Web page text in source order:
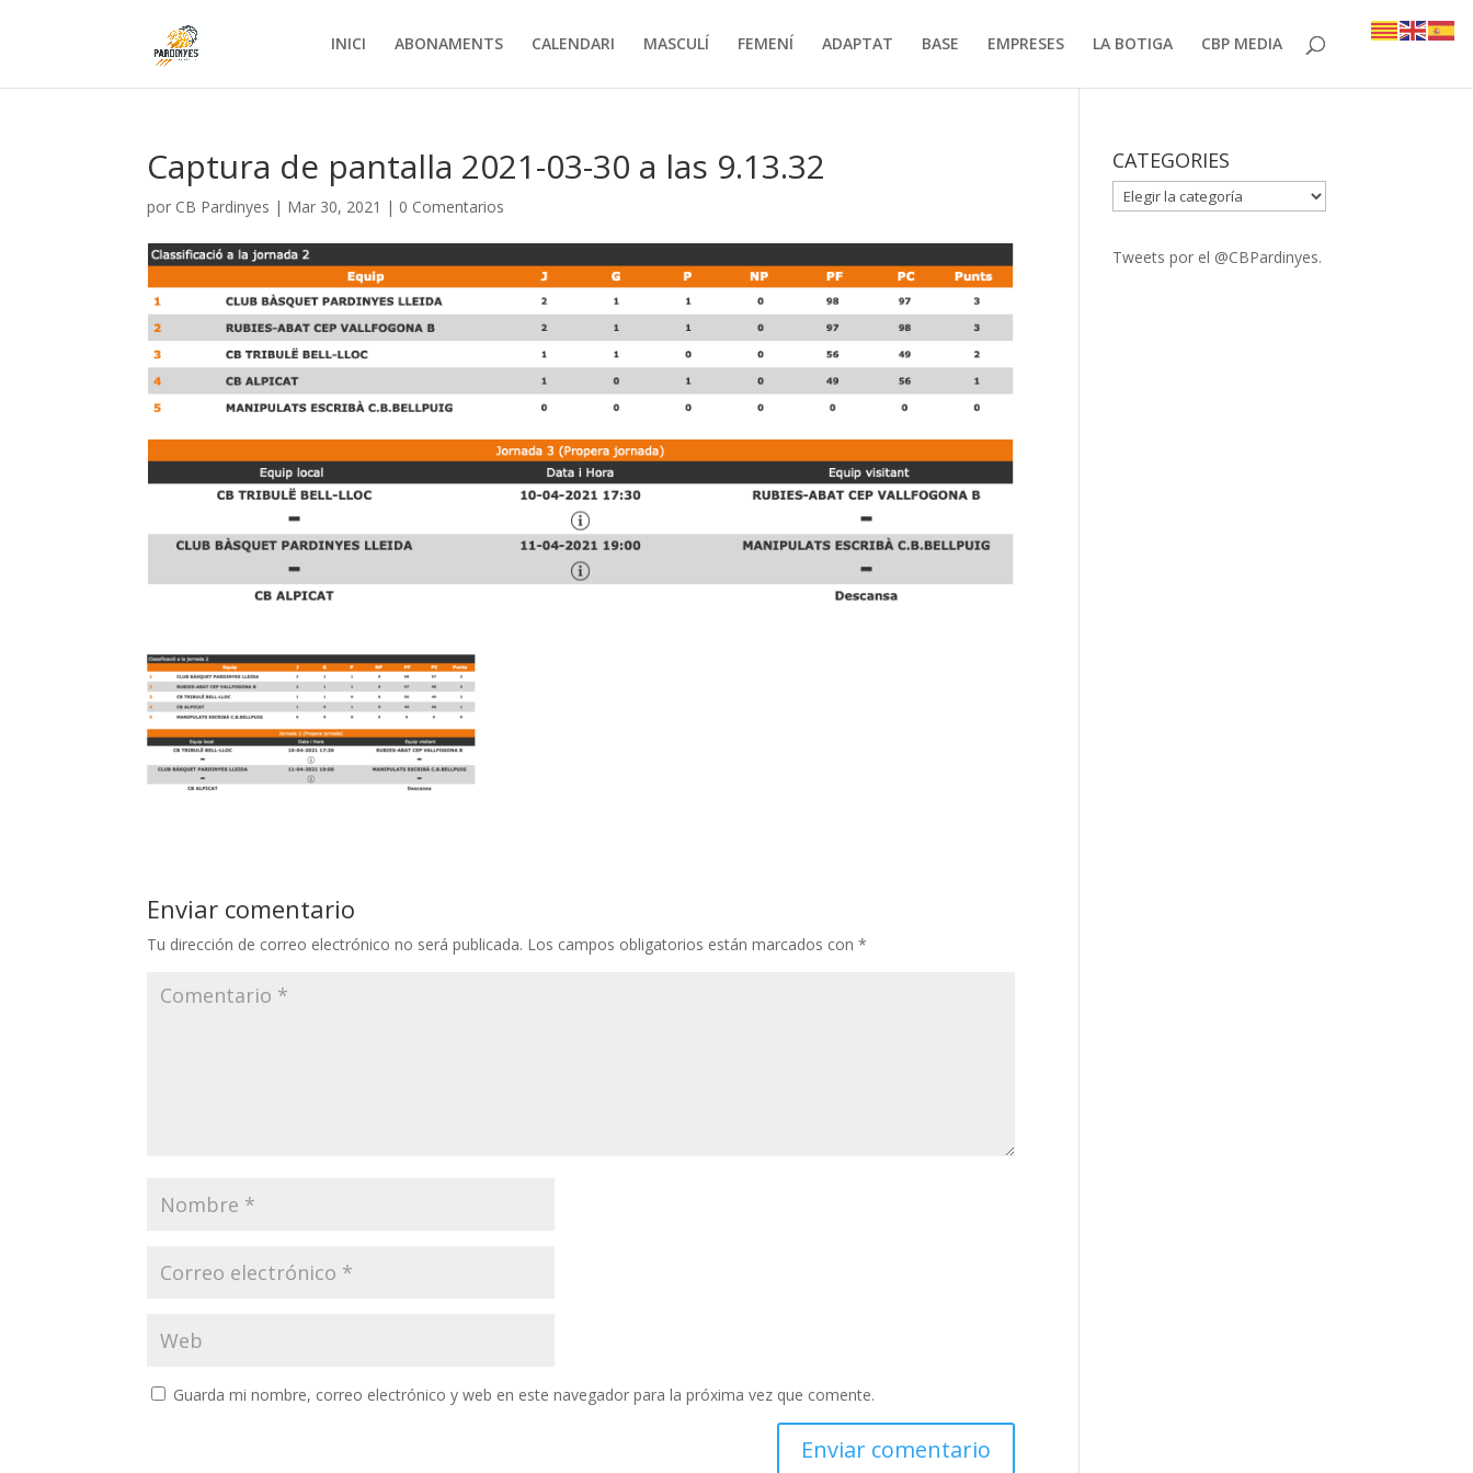
INICI ABONAMENTS CALENDARI MASCULÍ FEMENÍ ADAPTAT BASE EMPRESES LA BOTIGA CBP MEDIA
Captura de pantalla 2021-03-30 a las 9.13.32
por CB Pardinyes | Mar 30, 2021 | 0 Comentarios
Enviar comentario
Tu dirección de correo electrónico no será publicada. Los campos obligatorios están marcados con*
Guarda mi nombre, correo electrónico y web en este navegador para la próxima vez que comente.
CATEGORIES
CATEGORIES
Tweets por el @CBPardinyes.